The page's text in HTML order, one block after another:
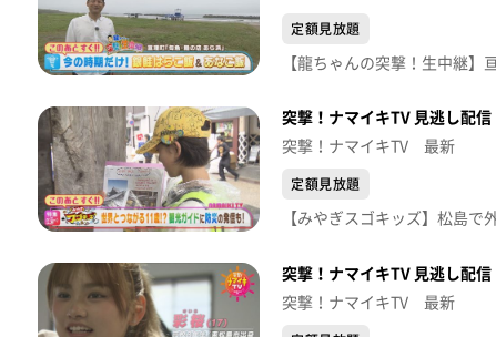
定額見放題
突撃！ナマイキTV 見逃し配
突撃！ナマイキTV 最新
定額見放題
突撃！ナマイキTV 見逃し配
突撃！ナマイキTV 最新